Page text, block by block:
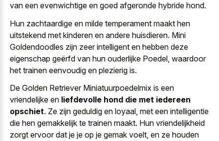
van een evenwichtige en goed afgeronde hybride hond.
Hun zachtaardige en milde temperament maakt hen
uitstekend met kinderen en andere huisdieren. Mini
Goldendoodles zijn zeer intelligent en hebben deze
eigenschap geërfd van hun ouderlijke Poedel, waardoor
het trainen eenvoudig en plezierig is.
De Golden Retriever Miniatuurpoedelmix is een
vriendelijke en liefdevolle hond die met iedereen
opschiet. Ze zijn geduldig en loyaal, met een intelligentie
die hen gemakkelijk te trainen maakt. Hun vriendelijkheid
zorgt ervoor dat je je op je gemak voelt, en ze houden